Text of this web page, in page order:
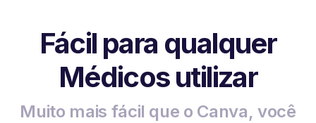
Fácil para qualquer
Médicos utilizar
Muito mais fácil que o Canva, você